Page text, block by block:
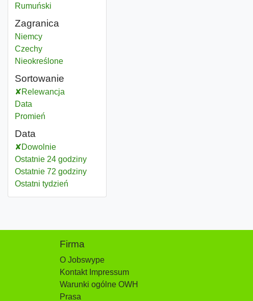
Rumuński
Zagranica
Research development
Niemcy
Research development
Czechy
Research development
Nieokreślone
Sortowanie
Relewancja
Data
Promień
Data
Dowolnie
Ostatnie 24 godziny
Ostatnie 72 godziny
Ostatni tydzień
Firma
O Jobswype
Kontakt Impressum
Warunki ogólne OWH
Prasa